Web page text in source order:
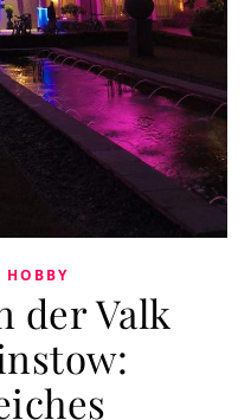
HOBBY
der Valk